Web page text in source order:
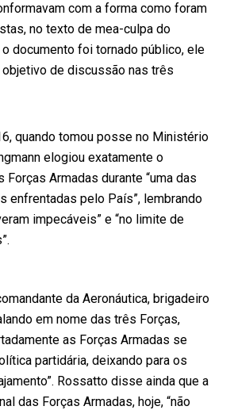
com a forma como foram
no texto de mea-culpa do
documento foi tornado público, ele
de discussão nas três
quando tomou posse no Ministério
elogiou exatamente o
Armadas durante “uma das
enfrentadas pelo País”, lembrando
impecáveis” e “no limite de
da Aeronáutica, brigadeiro
em nome das três Forças,
as Forças Armadas se
partidária, deixando para os
Rossatto disse ainda que a
das Forças Armadas, hoje, “não